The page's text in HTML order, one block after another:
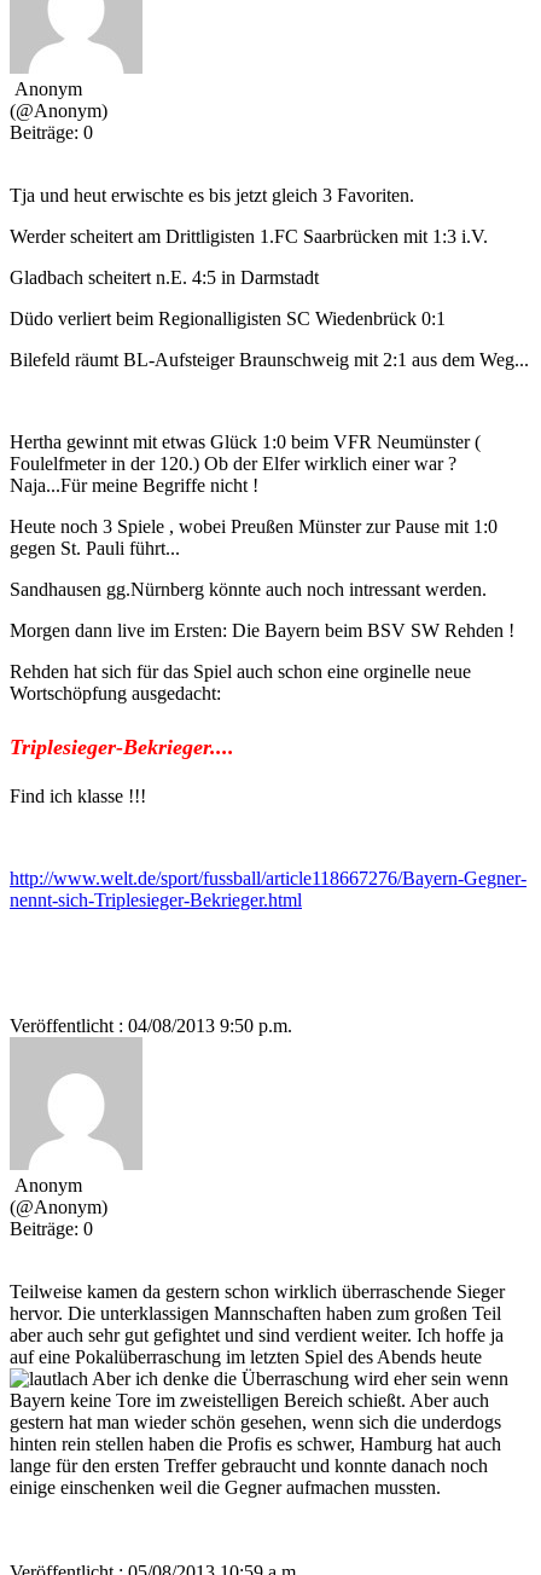
Anonym
(@Anonym)
Beiträge: 0
Tja und heut erwischte es bis jetzt gleich 3 Favoriten.
Werder scheitert am Drittligisten 1.FC Saarbrücken mit 1:3 i.V.
Gladbach scheitert n.E. 4:5 in Darmstadt
Düdo verliert beim Regionalligisten SC Wiedenbrück 0:1
Bilefeld räumt BL-Aufsteiger Braunschweig mit 2:1 aus dem Weg...
Hertha gewinnt mit etwas Glück 1:0 beim VFR Neumünster (
Foulelfmeter in der 120.) Ob der Elfer wirklich einer war ?
Naja...Für meine Begriffe nicht !
Heute noch 3 Spiele , wobei Preußen Münster zur Pause mit 1:0
gegen St. Pauli führt...
Sandhausen gg.Nürnberg könnte auch noch intressant werden.
Morgen dann live im Ersten: Die Bayern beim BSV SW Rehden !
Rehden hat sich für das Spiel auch schon eine orginelle neue
Wortschöpfung ausgedacht:
Triplesieger-Bekrieger....
Find ich klasse !!!
http://www.welt.de/sport/fussball/article118667276/Bayern-Gegner-
nennt-sich-Triplesieger-Bekrieger.html
Veröffentlicht : 04/08/2013 9:50 p.m.
Anonym
(@Anonym)
Beiträge: 0
Teilweise kamen da gestern schon wirklich überraschende Sieger
hervor. Die unterklassigen Mannschaften haben zum großen Teil
aber auch sehr gut gefightet und sind verdient weiter. Ich hoffe ja
auf eine Pokalüberraschung im letzten Spiel des Abends heute
Aber ich denke die Überraschung wird eher sein wenn
Bayern keine Tore im zweistelligen Bereich schießt. Aber auch
gestern hat man wieder schön gesehen, wenn sich die underdogs
hinten rein stellen haben die Profis es schwer, Hamburg hat auch
lange für den ersten Treffer gebraucht und konnte danach noch
einige einschenken weil die Gegner aufmachen mussten.